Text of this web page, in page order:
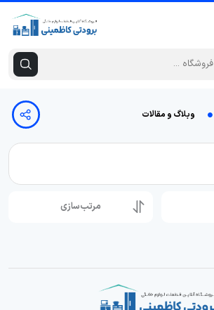
وبلاگ و مقالات
مرتب‌سازی